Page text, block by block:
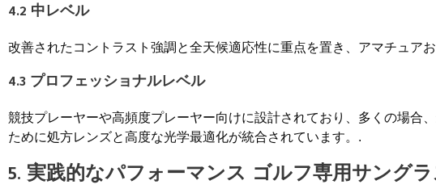
4.2 中レベル
改善されたコントラスト強調と全天候適応性に重点を置き、アマチュア
4.3 プロフェッショナルレベル
競技プレーヤーや高頻度プレーヤー向けに設計されており、多くの場合
ために処方レンズと高度な光学最適化が統合されています。.
5. 実践的なパフォーマンス ゴルフ専用サング